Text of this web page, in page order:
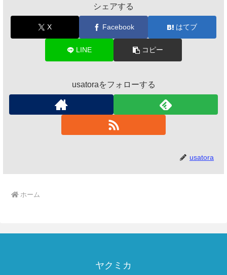
シェアする
X Facebook はてブ
LINE コピー
usatoraをフォローする
usatora
ホーム
ヤクミカ